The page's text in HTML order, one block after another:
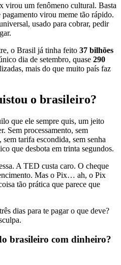
virou um fenômeno cultural. Basta
virou meme tão rápido.
usado para cobrar, pedir
o Brasil já tinha feito 37 bilhões
dia de setembro, quase 290
mais do que muito país faz
o brasileiro?
que ele sempre quis, um jeito
Sem processamento, sem
tarifa escondida, sem senha
que desbota em trinta segundos.
A TED custa caro. O cheque
Mas o Pix… ah, o Pix
tão prática que parece que
dias para te pagar o que deve?
brasileiro com dinheiro?